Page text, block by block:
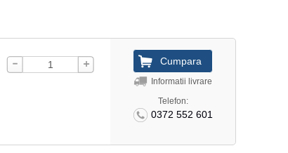
Informatii livrare
Telefon:
0372 552 601